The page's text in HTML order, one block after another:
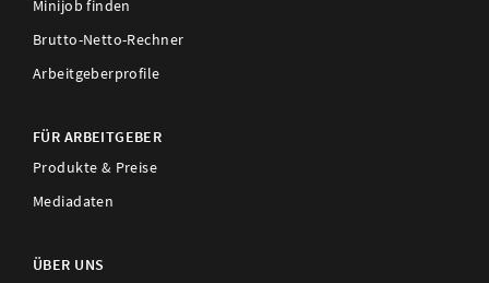
Minijob finden
Brutto-Netto-Rechner
Arbeitgeberprofile
FÜR ARBEITGEBER
Produkte & Preise
Mediadaten
ÜBER UNS